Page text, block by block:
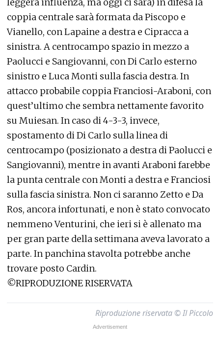
coppia centrale sarà formata da Piscopo e
Vianello, con Lapaine a destra e Cipracca a
sinistra. A centrocampo spazio in mezzo a
Paolucci e Sangiovanni, con Di Carlo esterno
sinistro e Luca Monti sulla fascia destra. In
attacco probabile coppia Franciosi-Araboni, con
quest’ultimo che sembra nettamente favorito
su Muiesan. In caso di 4-3-3, invece,
spostamento di Di Carlo sulla linea di
centrocampo (posizionato a destra di Paolucci e
Sangiovanni), mentre in avanti Araboni farebbe
la punta centrale con Monti a destra e Franciosi
sulla fascia sinistra. Non ci saranno Zetto e Da
Ros, ancora infortunati, e non è stato convocato
nemmeno Venturini, che ieri si è allenato ma
per gran parte della settimana aveva lavorato a
parte. In panchina stavolta potrebbe anche
trovare posto Cardin.
©RIPRODUZIONE RISERVATA
Riproduzione riservata © Il Piccolo